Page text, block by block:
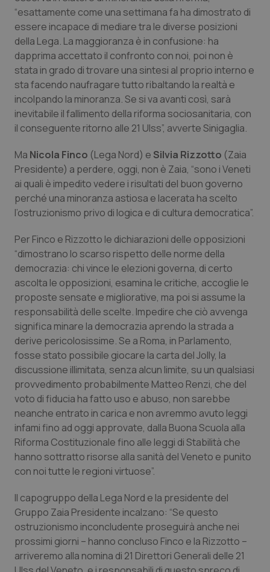
Molise
Piemonte
Provincia Autonoma di Bolzano
Provincia Autonoma di Trento
Sardegna
Sicilia
Toscana
Umbria
Valle D’Aosta
Veneto
Epatiti
HIV
Infezioni & Febbre
Ipertensione & Scompenso
Malattia di Crohn & Rettocolite Ulcerosa
Neuroscienze & patologie neurodegenerative
Obesità
Oftalmologia
Oncodermatologia
Oncoematologia
Oncologia & Nutrizione
Psoriasi & pelle
Quotidiano Cardiologia
Quotidiano Chirurgia
Quotidiano Oncologia
Quotidiano Pediatria
Rene & patologie urogenitali
“esattamente come una settimana fa ha dimostrato di
essere incapace di mediare tra le diverse posizioni
della Lega. La maggioranza è in confusione: ha
dapprima accettato il confronto con noi, poi non è
stata in grado di trovare una sintesi al proprio interno e
sta facendo naufragare tutto ribaltando la realtà e
incolpando la minoranza. Se si va avanti così, sarà
inevitabile il fallimento della riforma sociosanitaria, con
il conseguente ritorno alle 21 Ulss”, avverte Sinigaglia.
Ma Nicola Finco (Lega Nord) e Silvia Rizzotto (Zaia
Presidente) a perdere, oggi, non è Zaia, “sono i Veneti
ai quali è impedito vedere i risultati del buon governo
perché una minoranza astiosa e lacerata ha scelto
l’ostruzionismo privo di logica e di cultura democratica”.
Per Finco e Rizzotto le dichiarazioni delle opposizioni
“dimostrano lo scarso rispetto delle norme della
democrazia: chi vince le elezioni governa, di certo
ascolta le opposizioni, esamina le critiche, accoglie le
proposte sensate e migliorative, ma poi si assume la
responsabilità delle scelte. Impedire che ciò avvenga
significa minare la democrazia aprendo la strada a
derive pericolosissime. Se a Roma, in Parlamento,
fosse stato possibile giocare la carta del Jolly, la
discussione illimitata, senza alcun limite, su un qualsiasi
provvedimento probabilmente Matteo Renzi, che del
voto di fiducia ha fatto uso e abuso, non sarebbe
neanche entrato in carica e non avremmo avuto leggi
infami fino ad oggi approvate, dalla Buona Scuola alla
Riforma Costituzionale fino alle leggi di Stabilità che
hanno sottratto risorse alla sanità del Veneto e punito
con noi tutte le regioni virtuose”.
Il capogruppo della Lega Nord e la presidente del
Gruppo Zaia Presidente incalzano: “Se questo
ostruzionismo inconcludente proseguirà anche nei
prossimi giorni – hanno concluso Finco e la Rizzotto –
arriveremo alla nomina di 21 Direttori Generali delle 21